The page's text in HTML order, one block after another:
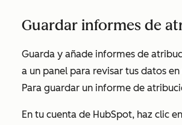
Guardar informes de
Guarda y añade informes de
a un panel para revisar tus datos
Para guardar un informe de
En tu cuenta de HubSpot, haz clic en